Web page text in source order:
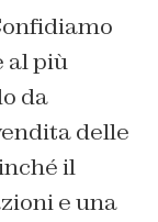
al più
da
delle
il
e una